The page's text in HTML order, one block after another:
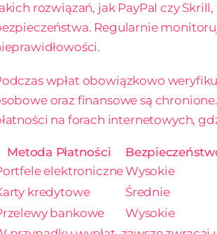
rozwiązań, jak PayPal czy
Regularnie
wpłat obowiązkowo
oraz finansowe są
na forach internetowych,
Metoda Płatności
elektroniczneWysokie
kredytowe
Średnie
bankowe
Wysokie